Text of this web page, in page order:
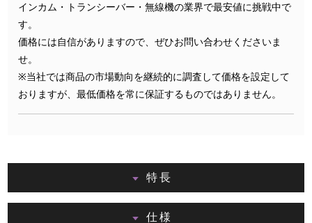
インカム・トランシーバー・無線機の業界で最安値に挑戦中で
す。
価格には自信がありますので、ぜひお問い合わせくださいま
せ。
※当社では商品の市場動向を継続的に調査して価格を設定して
おりますが、最低価格を常に保証するものではありません。
特長
仕様